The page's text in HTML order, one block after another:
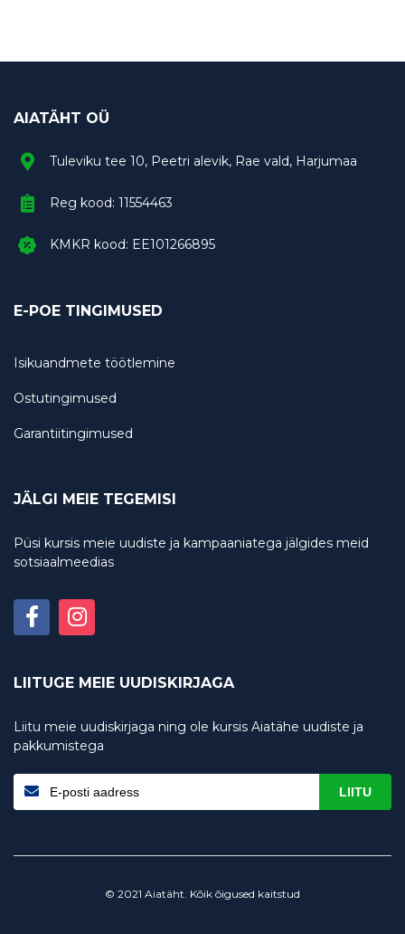
AIATÄHT OÜ
Tuleviku tee 10, Peetri alevik, Rae vald, Harjumaa
Reg kood: 11554463
KMKR kood: EE101266895
E-POE TINGIMUSED
Isikuandmete töötlemine
Ostutingimused
Garantiitingimused
JÄLGI MEIE TEGEMISI
Püsi kursis meie uudiste ja kampaaniatega jälgides meid
sotsiaalmeedias
LIITUGE MEIE UUDISKIRJAGA
Liitu meie uudiskirjaga ning ole kursis Aiatähe uudiste ja
pakkumistega
LIITU
© 2021 Aiatäht. Kõik õigused kaitstud